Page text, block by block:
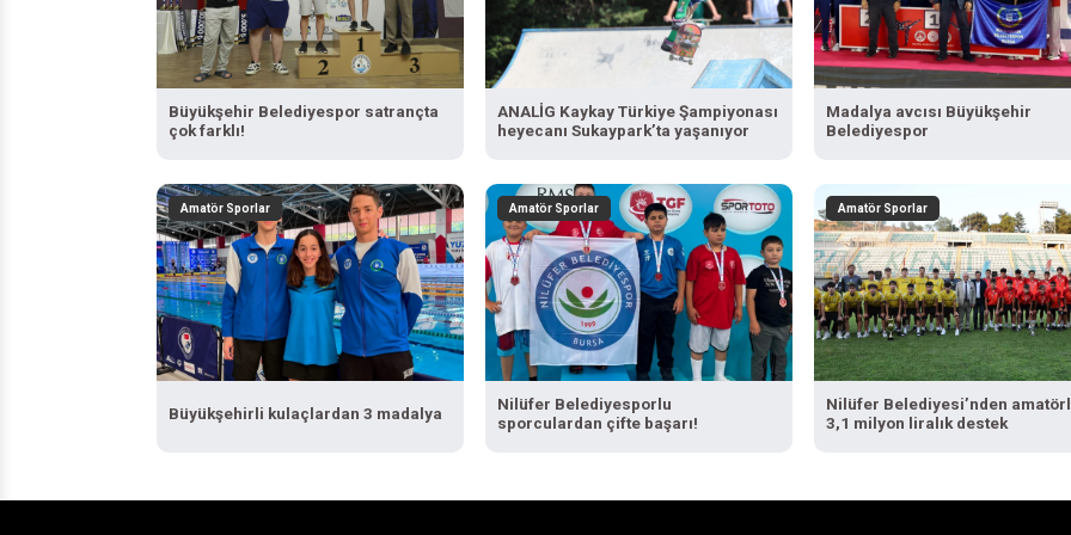
Büyükşehir Belediyespor satrançta
çok farklı!
ANALİG Kaykay Türkiye Şampiyonası
heyecanı Sukaypark’ta yaşanıyor
Madalya avcısı Büyükşehir
Belediyespor
Amatör Sporlar
Büyükşehirli kulaçlardan 3 madalya
Amatör Sporlar
Nilüfer Belediyesporlu
sporculardan çifte başarı!
Amatör Sporlar
Nilüfer Belediyesi’nden
3,1 milyon liralık destek